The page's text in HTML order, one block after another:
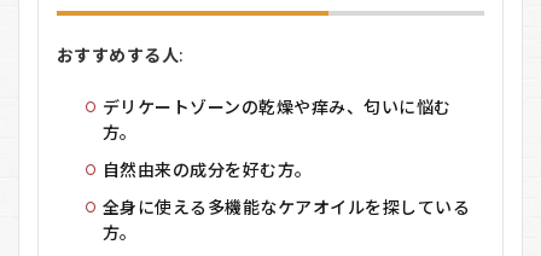
おすすめする人:
デリケートゾーンの乾燥や痒み、匂いに悩む
方。
自然由来の成分を好む方。
全身に使える多機能なケアオイルを探している
方。